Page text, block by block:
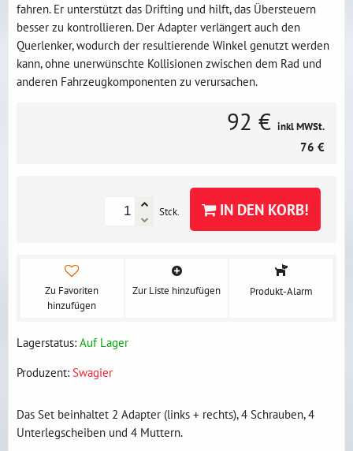
fahren. Er unterstützt das Drifting und hilft, das Übersteuern
besser zu kontrollieren. Der Adapter verlängert auch den
Querlenker, wodurch der resultierende Winkel genutzt werden
kann, ohne unerwünschte Kollisionen zwischen dem Rad und
anderen Fahrzeugkomponenten zu verursachen.
92 € inkl MWSt.
76 €
Stck. IN DEN KORB!
Zu Favoriten
hinzufügen
Zur Liste hinzufügen Produkt-Alarm
Lagerstatus: Auf Lager
Produzent: Swagier
Das Set beinhaltet 2 Adapter (links + rechts), 4 Schrauben, 4
Unterlegscheiben und 4 Muttern.